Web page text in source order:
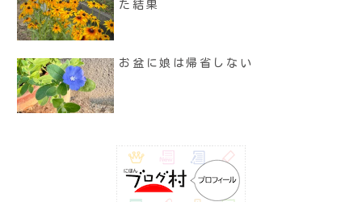
た結果
お盆に娘は帰省しない